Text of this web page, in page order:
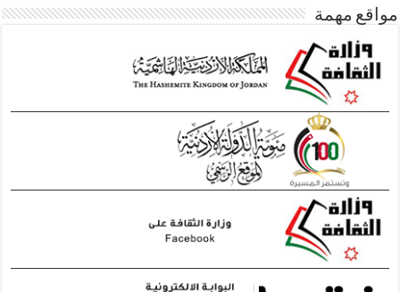
مواقع مهمة